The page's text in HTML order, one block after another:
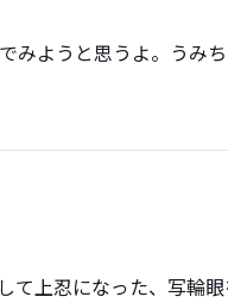
みようと思うよ。うみ
て上忍になった、写輪